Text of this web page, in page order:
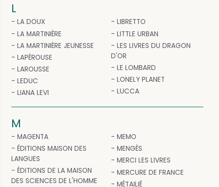
L
LA DOUX
LA MARTINIÈRE
LA MARTINIÈRE JEUNESSE
LAPÉROUSE
LAROUSSE
LEDUC
LIANA LEVI
LIBRETTO
LITTLE URBAN
LES LIVRES DU DRAGON
D'OR
LE LOMBARD
LONELY PLANET
LUCCA
M
MAGENTA
ÉDITIONS MAISON DES
LANGUES
ÉDITIONS DE LA MAISON
DES SCIENCES DE L'HOMME
MEMO
MENGÈS
MERCI LES LIVRES
MERCURE DE FRANCE
MÉTAILIÉ